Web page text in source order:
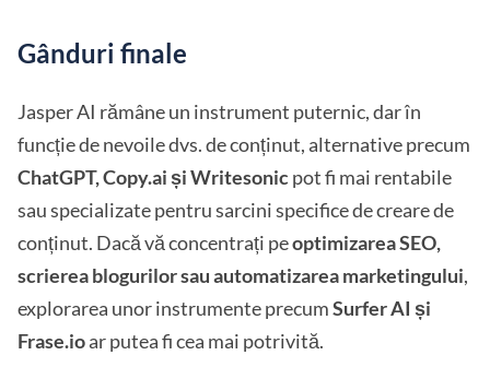
Gânduri finale
Jasper AI rămâne un instrument puternic, dar în
funcție de nevoile dvs. de conținut, alternative precum
ChatGPT, Copy.ai și Writesonicpot fi mai rentabile
sau specializate pentru sarcini specifice de creare de
conținut. Dacă vă concentrați peoptimizarea SEO,
scrierea blogurilor sau automatizarea marketingului,
explorarea unor instrumente precumSurfer AI și
Frase.ioar putea fi cea mai potrivită.